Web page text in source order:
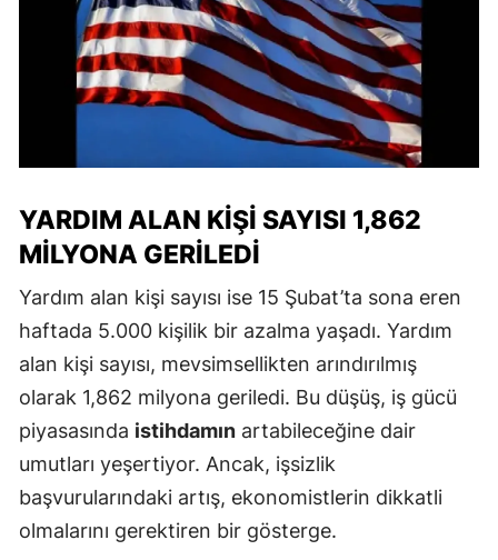
YARDIM ALAN KIŞI SAYISI 1,862
MILYONA GERILEDI
Yardım alan kişi sayısı ise 15 Şubat’ta sona eren
haftada 5.000 kişilik bir azalma yaşadı. Yardım
alan kişi sayısı, mevsimsellikten arındırılmış
olarak 1,862 milyona geriledi. Bu düşüş, iş gücü
piyasasında istihdamın artabileceğine dair
umutları yeşertiyor. Ancak, işsizlik
başvurularındaki artış, ekonomistlerin dikkatli
olmalarını gerektiren bir gösterge.